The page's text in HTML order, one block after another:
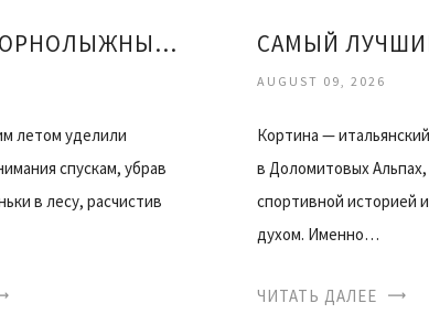
КИРГИЗИЯ ГОРНОЛЫЖНЫЙ КУРОРТ КАРАКОЛ ОТЗЫВЫ
летом уделили
спускам, убрав
в лесу, расчистив
AUGUST 09, 2026
Кортина —
в Доломитовых Альпах,
спортивной историей
духом. Именно…
ЧИТАТЬ ДАЛЕЕ